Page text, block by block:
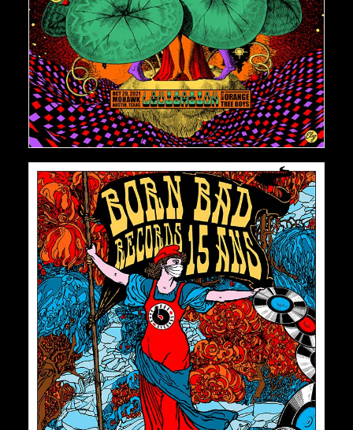
AJOUTER AU PANIER
€150,00